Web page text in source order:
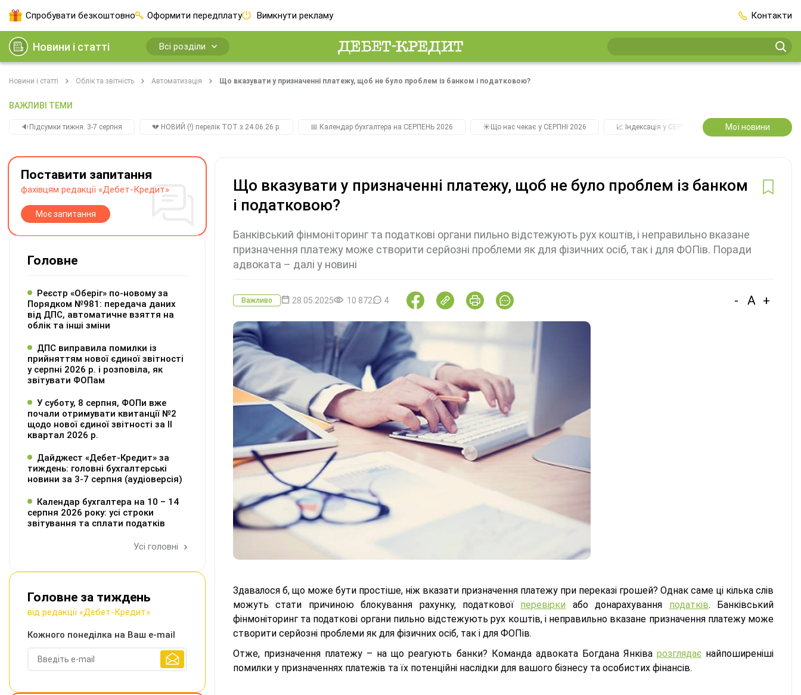
Спробувати безкоштовно Оформити передплату Вимкнути рекламу Контакти
Новини і статті Всі розділи
Новини і статті Облік та звітність Автоматизація Що вказувати у призначенні платежу, щоб не було проблем із банком і податковою?
ВАЖЛИВІ ТЕМИ
🔉Підсумки тижня. 3-7 серпня 💔 НОВИЙ (!) перелік ТОТ з 24.06.26 р. 📅 Календар бухгалтера на СЕРПЕНЬ 2026 ☀️Що нас чекає у СЕРПНІ 2026 📈 Індексація у СЕРПНІ 2️⃣0️⃣2️⃣7️⃣ Усі ключові
Мої новини
Що вказувати у призначенні платежу, щоб не було проблем із банком
і податковою?
Банківський фінмоніторинг та податкові органи пильно відстежують рух коштів, і неправильно вказане
призначення платежу може створити серйозні проблеми як для фізичних осіб, так і для ФОПів. Поради
адвоката – далі у новині
Важливо 28.05.2025 10 872 4 - A +
Здавалося б, що може бути простіше, ніж вказати призначення платежу при переказі грошей? Однак саме ці кілька слів
можуть стати причиною блокування рахунку, податкової перевірки або донарахування податків. Банківський
фінмоніторинг та податкові органи пильно відстежують рух коштів, і неправильно вказане призначення платежу може
створити серйозні проблеми як для фізичних осіб, так і для ФОПів.
Отже, призначення платежу – на що реагують банки? Команда адвоката Богдана Янківа розглядаєнайпоширеніші
помилки у призначеннях платежів та їх потенційні наслідки для вашого бізнесу та особистих фінансів.
Поставити запитання
фахівцям редакції «Дебет-Кредит»
Моє запитання
Головне
Реєстр «Оберіг» по-новому за
Порядком №981: передача даних
від ДПС, автоматичне взяття на
облік та інші зміни
ДПС виправила помилки із
прийняттям нової єдиної звітності
у серпні 2026 р. і розповіла, як
звітувати ФОПам
У суботу, 8 серпня, ФОПи вже
почали отримувати квитанції №2
щодо нової єдиної звітності за ІІ
квартал 2026 р.
Дайджест «Дебет-Кредит» за
тиждень: головні бухгалтерські
новини за 3-7 серпня (аудіоверсія)
Календар бухгалтера на 10 – 14
серпня 2026 року: усі строки
звітування та сплати податків
Усі головні
Головне за тиждень
від редакції «Дебет-Кредит»
Кожного понеділка на Ваш e-mail